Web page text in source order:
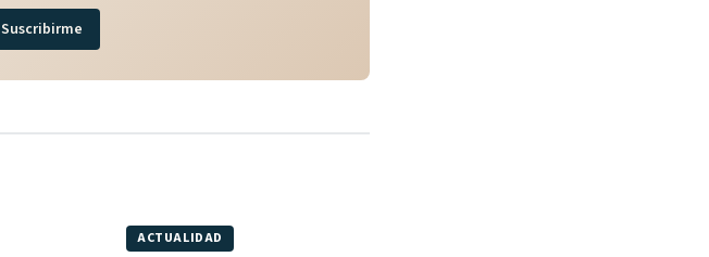
Suscribirme
ACTUALIDAD